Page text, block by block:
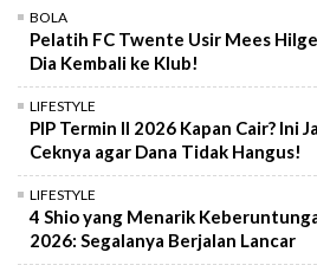
BOLA
Pelatih FC Twente Usir Mees
Dia Kembali ke Klub!
LIFESTYLE
PIP Termin II 2026 Kapan Cair? Ini
Ceknya agar Dana Tidak Hangus!
LIFESTYLE
4 Shio yang Menarik
2026: Segalanya Berjalan Lancar